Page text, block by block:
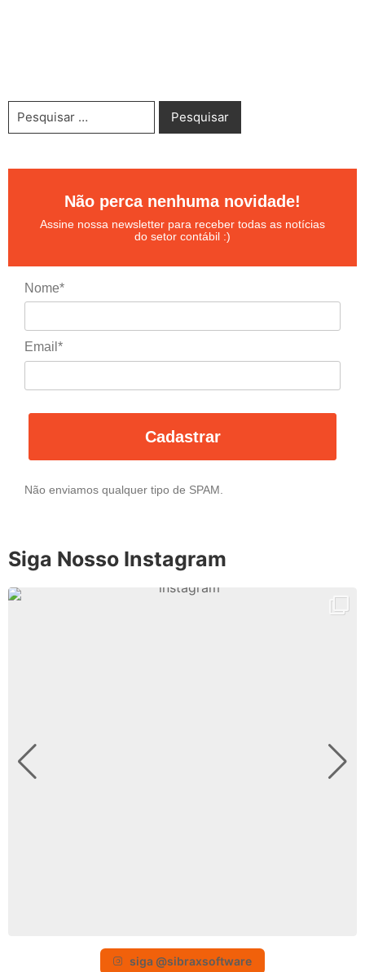
Não perca nenhuma novidade!
Assine nossa newsletter para receber todas as notícias
do setor contábil :)
Nome*
Email*
Cadastrar
Não enviamos qualquer tipo de SPAM.
Siga Nosso Instagram
siga @sibraxsoftware